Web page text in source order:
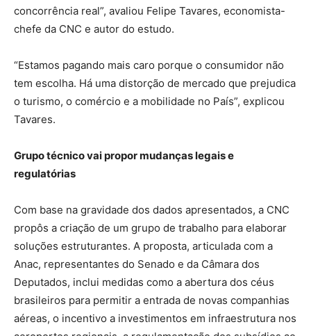
concorrência real”, avaliou Felipe Tavares, economista-
chefe da CNC e autor do estudo.
“Estamos pagando mais caro porque o consumidor não
tem escolha. Há uma distorção de mercado que prejudica
o turismo, o comércio e a mobilidade no País”, explicou
Tavares.
Grupo técnico vai propor mudanças legais e
regulatórias
Com base na gravidade dos dados apresentados, a CNC
propôs a criação de um grupo de trabalho para elaborar
soluções estruturantes. A proposta, articulada com a
Anac, representantes do Senado e da Câmara dos
Deputados, inclui medidas como a abertura dos céus
brasileiros para permitir a entrada de novas companhias
aéreas, o incentivo a investimentos em infraestrutura nos